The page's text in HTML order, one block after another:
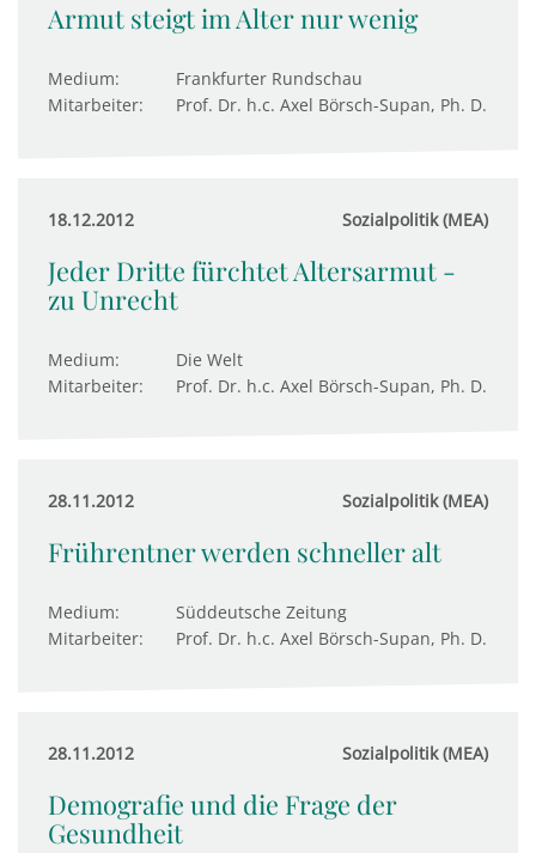
Armut steigt im Alter nur wenig
Medium:
Frankfurter Rundschau
Mitarbeiter:
Prof. Dr. h.c. Axel Börsch-Supan, Ph. D.
18.12.2012 Sozialpolitik (MEA)
Jeder Dritte fürchtet Altersarmut -
zu Unrecht
Medium:
Die Welt
Mitarbeiter:
Prof. Dr. h.c. Axel Börsch-Supan, Ph. D.
28.11.2012 Sozialpolitik (MEA)
Frührentner werden schneller alt
Medium:
Süddeutsche Zeitung
Mitarbeiter:
Prof. Dr. h.c. Axel Börsch-Supan, Ph. D.
28.11.2012 Sozialpolitik (MEA)
Demografie und die Frage der
Gesundheit